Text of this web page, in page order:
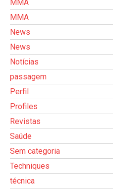
MMA
MMA
News
News
Notícias
passagem
Perfil
Profiles
Revistas
Saúde
Sem categoria
Techniques
técnica